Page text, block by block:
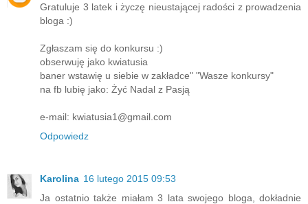
Gratuluje 3 latek i życzę nieustającej radości z prowadzenia
bloga :)
Zgłaszam się do konkursu :)
obserwuję jako kwiatusia
baner wstawię u siebie w zakładce" "Wasze konkursy"
na fb lubię jako: Żyć Nadal z Pasją
e-mail: kwiatusia1@gmail.com
Odpowiedz
Karolina 16 lutego 2015 09:53
Ja ostatnio także miałam 3 lata swojego bloga, dokładnie